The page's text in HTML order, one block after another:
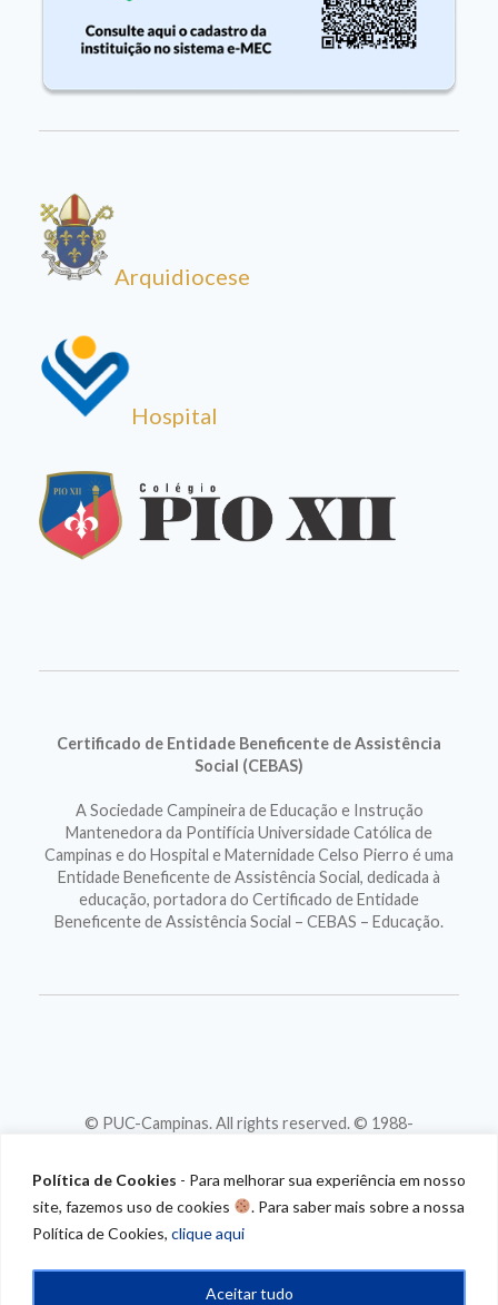
Política de Cookies - Para melhorar sua experiência em nosso
site, fazemos uso de cookies
. Para saber mais sobre a nossa
Política de Cookies, clique aqui
Aceitar tudo
Arquidiocese
Hospital
Certificado de Entidade Beneficente de Assistência
Social (CEBAS)
A Sociedade Campineira de Educação e Instrução
Mantenedora da Pontifícia Universidade Católica de
Campinas e do Hospital e Maternidade Celso Pierro é uma
Entidade Beneficente de Assistência Social, dedicada à
educação, portadora do Certificado de Entidade
Beneficente de Assistência Social – CEBAS – Educação.
© PUC-Campinas. All rights reserved. © 1988-